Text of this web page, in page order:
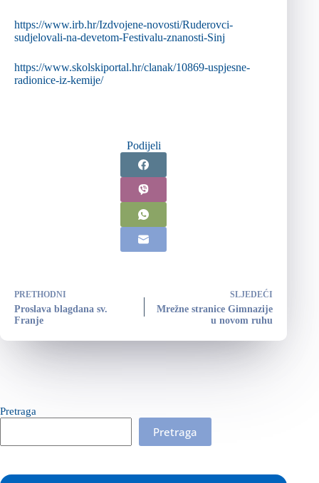
https://www.irb.hr/Izdvojene-novosti/Ruderovci-
sudjelovali-na-devetom-Festivalu-znanosti-Sinj
https://www.skolskiportal.hr/clanak/10869-uspjesne-
radionice-iz-kemije/
Podijeli
PRETHODNI
Proslava blagdana sv.
Franje
SLJEDEĆI
Mrežne stranice Gimnazije
u novom ruhu
Pretraga
Pretraga